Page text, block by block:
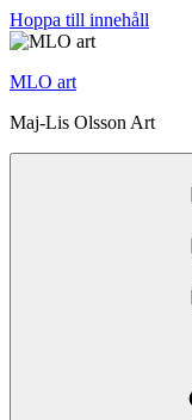
Hoppa till innehåll
MLO art
Maj-Lis Olsson Art